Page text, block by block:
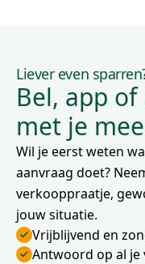
Liever even
Bel, app
met je
Wil je eerst weten
aanvraag doet?
verkooppraatje,
jouw situatie.
Vrijblijvend en
Antwoord op al je